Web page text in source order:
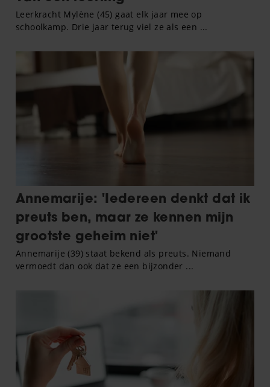
verzameld op basis van uw gebruik van hun services. U
gaat akkoord met onze cookies als u onze website blijft